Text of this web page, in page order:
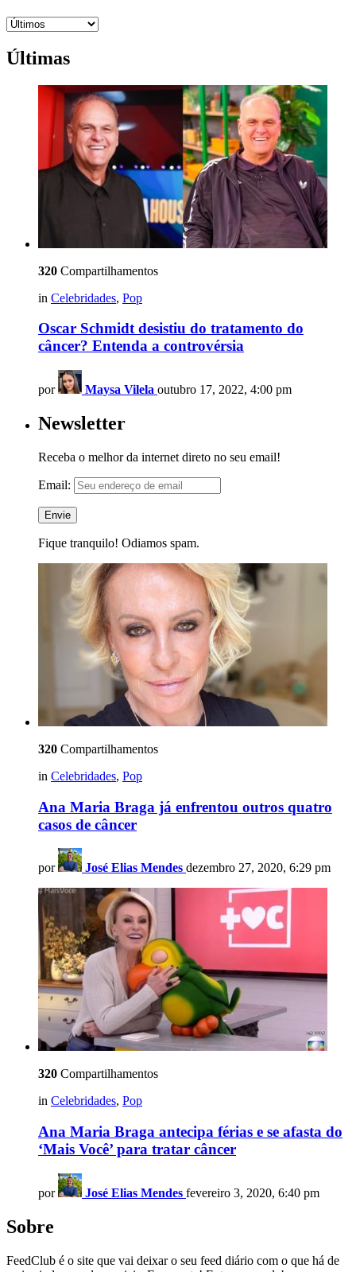
Últimas
320 Compartilhamentos
in Celebridades, Pop
Oscar Schmidt desistiu do tratamento do
câncer? Entenda a controvérsia
por Maysa Vilela outubro 17, 2022, 4:00 pm
Newsletter
Receba o melhor da internet direto no seu email!
Email:
Fique tranquilo! Odiamos spam.
320 Compartilhamentos
in Celebridades, Pop
Ana Maria Braga já enfrentou outros quatro
casos de câncer
por José Elias Mendes dezembro 27, 2020, 6:29 pm
320 Compartilhamentos
in Celebridades, Pop
Ana Maria Braga antecipa férias e se afasta do
‘Mais Você’ para tratar câncer
por José Elias Mendes fevereiro 3, 2020, 6:40 pm
Sobre
FeedClub é o site que vai deixar o seu feed diário com o que há de